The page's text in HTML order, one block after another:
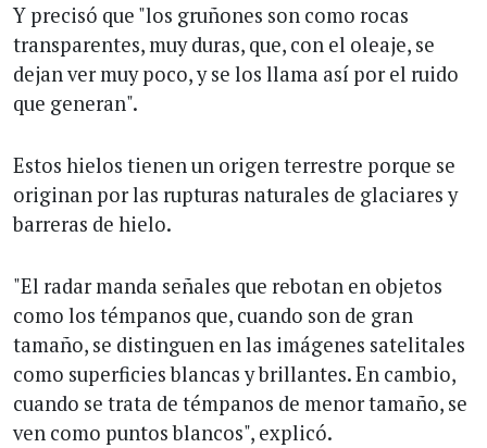
Y precisó que "los gruñones son como rocas
transparentes, muy duras, que, con el oleaje, se
dejan ver muy poco, y se los llama así por el ruido
que generan".
Estos hielos tienen un origen terrestre porque se
originan por las rupturas naturales de glaciares y
barreras de hielo.
"El radar manda señales que rebotan en objetos
como los témpanos que, cuando son de gran
tamaño, se distinguen en las imágenes satelitales
como superficies blancas y brillantes. En cambio,
cuando se trata de témpanos de menor tamaño, se
ven como puntos blancos", explicó.